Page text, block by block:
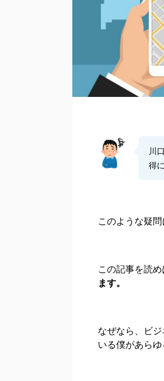
川
得
このような疑問
この記事を読
ます。
なぜなら、ビ
いる僕があら